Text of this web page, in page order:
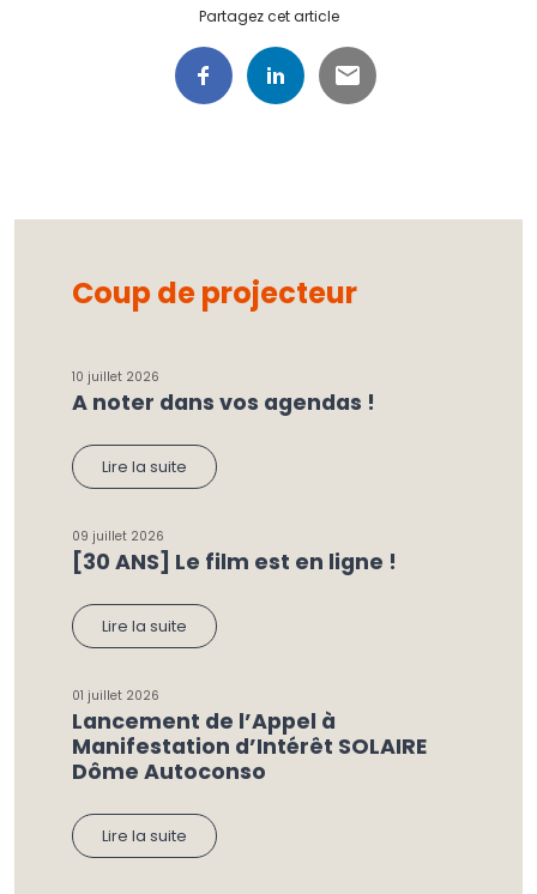
Partagez cet article
Coup de projecteur
10 juillet 2026
A noter dans vos agendas !
Lire la suite
09 juillet 2026
[30 ANS] Le film est en ligne !
Lire la suite
01 juillet 2026
Lancement de l’Appel à
Manifestation d’Intérêt SOLAIRE
Dôme Autoconso
Lire la suite